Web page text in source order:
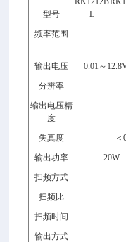
型号
L
频率范围
输出电压 0.01 ～
分辨率
输出电压精
度
失真度
输出功率
20W
扫频方式
扫频比
扫频时间
输出方式